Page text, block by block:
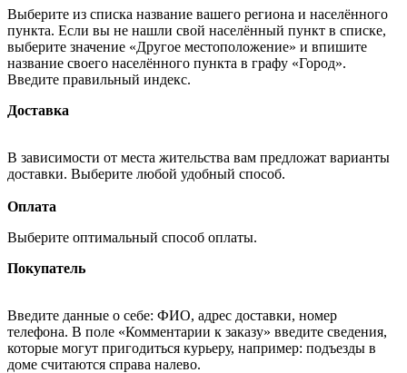
Выберите из списка название вашего региона и населённого
пункта. Если вы не нашли свой населённый пункт в списке,
выберите значение «Другое местоположение» и впишите
название своего населённого пункта в графу «Город».
Введите правильный индекс.
Доставка
В зависимости от места жительства вам предложат варианты
доставки. Выберите любой удобный способ.
Оплата
Выберите оптимальный способ оплаты.
Покупатель
Введите данные о себе: ФИО, адрес доставки, номер
телефона. В поле «Комментарии к заказу» введите сведения,
которые могут пригодиться курьеру, например: подъезды в
доме считаются справа налево.